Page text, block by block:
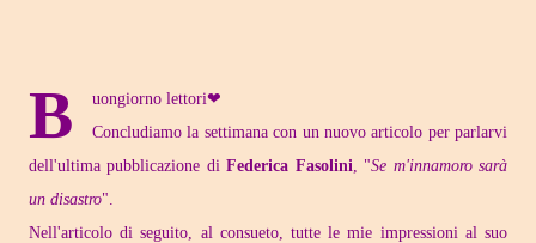
B
uongiorno lettori❤
Concludiamo la settimana con un nuovo articolo per parlarvi
dell'ultima pubblicazione diFederica Fasolini, "Se m'innamoro sarà
un disastro".
Nell'articolo di seguito, al consueto, tutte le mie impressioni al suo